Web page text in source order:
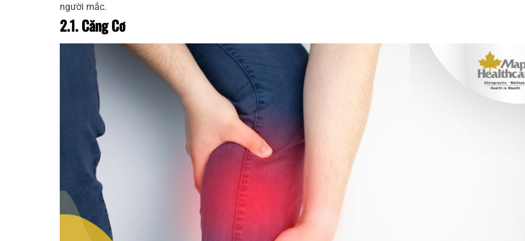
người mắc.
2.1. Căng Cơ